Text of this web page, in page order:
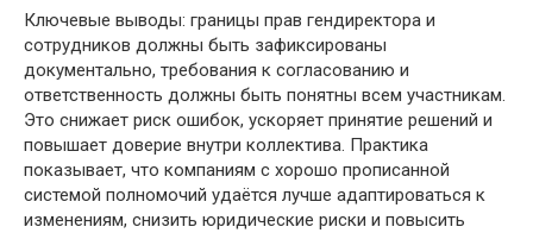
Ключевые выводы: границы прав гендиректора и
сотрудников должны быть зафиксированы
документально, требования к согласованию и
ответственность должны быть понятны всем участникам.
Это снижает риск ошибок, ускоряет принятие решений и
повышает доверие внутри коллектива. Практика
показывает, что компаниям с хорошо прописанной
системой полномочий удаётся лучше адаптироваться к
изменениям, снизить юридические риски и повысить